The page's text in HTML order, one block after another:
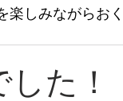
しみながらお
た！